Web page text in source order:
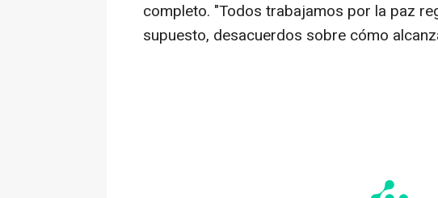
completo. "Todos trabajamos por la paz
supuesto, desacuerdos sobre cómo